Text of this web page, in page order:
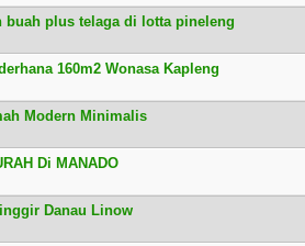
buah plus telaga di lotta pineleng
Rata-rata
345
160m2 Wonasa Kapleng
Rata-rata
345
Modern Minimalis
5 secara Rata-rata
345
Di MANADO
Rata-rata
345
Danau Linow
Rata-rata
345